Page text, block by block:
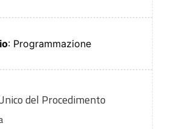
: Programmazione
del Procedimento